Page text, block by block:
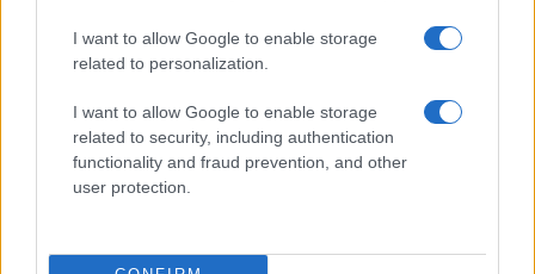
I want to allow Google to enable storage
related to personalization.
I want to allow Google to enable storage
related to security, including authentication
functionality and fraud prevention, and other
user protection.